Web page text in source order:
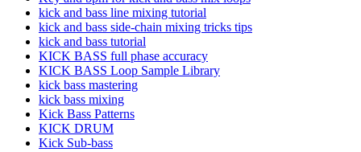
kick and bass line mixing tutorial
kick and bass side-chain mixing tricks tips
kick and bass tutorial
KICK BASS full phase accuracy
KICK BASS Loop Sample Library
kick bass mastering
kick bass mixing
Kick Bass Patterns
KICK DRUM
Kick Sub-bass